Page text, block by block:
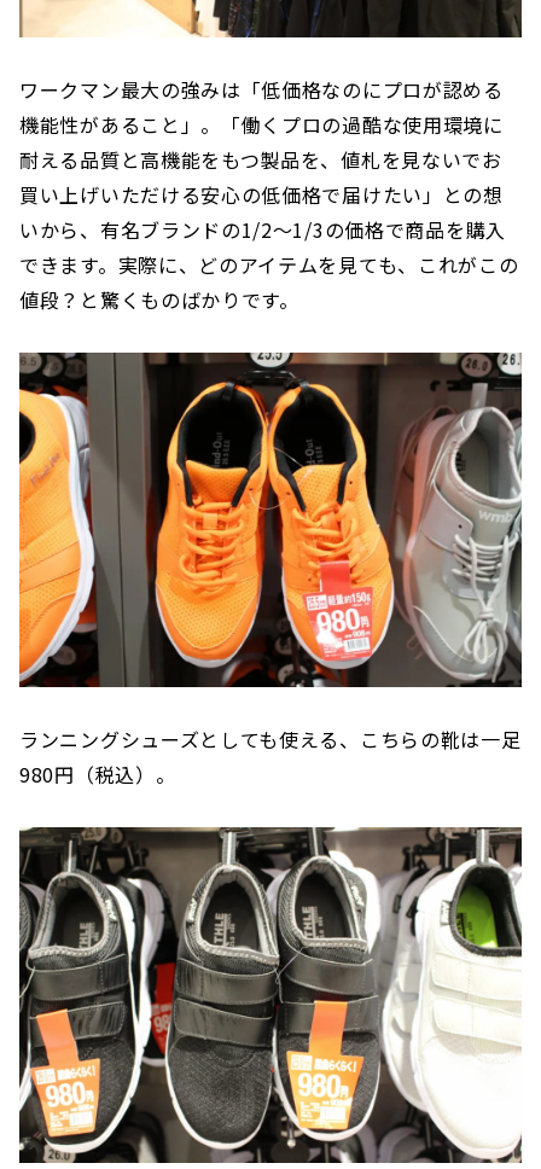
ワークマン最大の強みは「低価格なのにプロが認める
機能性があること」。「働くプロの過酷な使用環境に
耐える品質と高機能をもつ製品を、値札を見ないでお
買い上げいただける安心の低価格で届けたい」との想
いから、有名ブランドの1/2～1/3の価格で商品を購入
できます。実際に、どのアイテムを見ても、これがこの
値段？と驚くものばかりです。
ランニングシューズとしても使える、こちらの靴は一足
980円（税込）。